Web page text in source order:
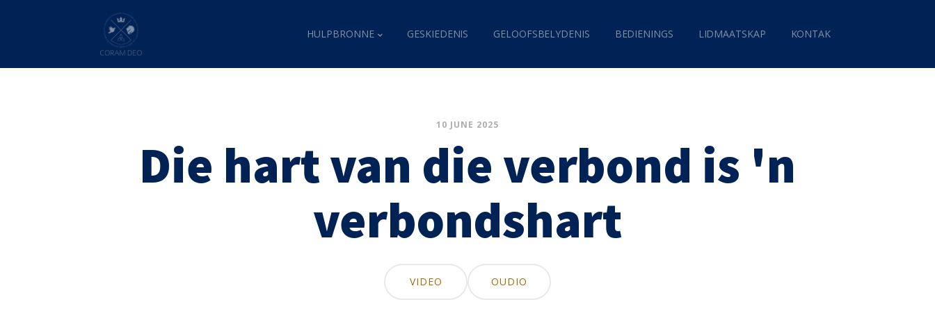
HULPBRONNE GESKIEDENIS GELOOFSBELYDENIS BEDIENINGS LIDMAATSKAP KONTAK
10 JUNE 2025
Die hart van die verbond is 'n
verbondshart
VIDEO OUDIO